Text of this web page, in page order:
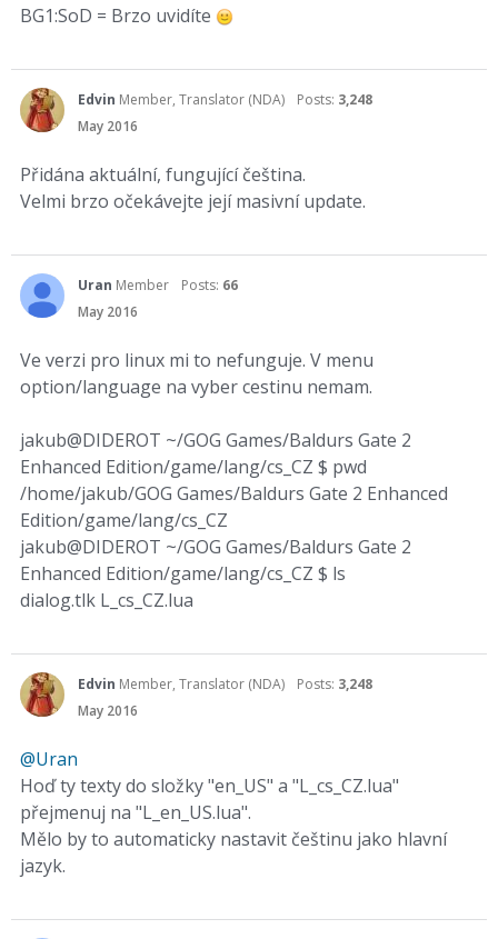
BG1:SoD = Brzo uvidíte
Edvin Member, Translator (NDA) Posts: 3,248
May 2016
Přidána aktuální, fungující čeština.
Velmi brzo očekávejte její masivní update.
Uran Member Posts: 66
May 2016
Ve verzi pro linux mi to nefunguje. V menu
option/language na vyber cestinu nemam.
jakub@DIDEROT ~/GOG Games/Baldurs Gate 2
Enhanced Edition/game/lang/cs_CZ $ pwd
/home/jakub/GOG Games/Baldurs Gate 2 Enhanced
Edition/game/lang/cs_CZ
jakub@DIDEROT ~/GOG Games/Baldurs Gate 2
Enhanced Edition/game/lang/cs_CZ $ ls
dialog.tlk L_cs_CZ.lua
Edvin Member, Translator (NDA) Posts: 3,248
May 2016
@Uran
Hoď ty texty do složky "en_US" a "L_cs_CZ.lua"
přejmenuj na "L_en_US.lua".
Mělo by to automaticky nastavit češtinu jako hlavní
jazyk.